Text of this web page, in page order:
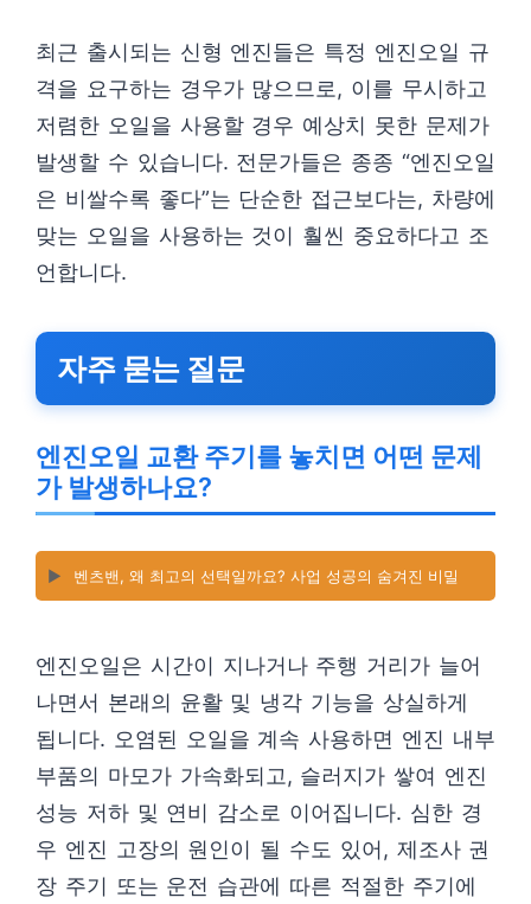
최근 출시되는 신형 엔진들은 특정 엔진오일 규
격을 요구하는 경우가 많으므로, 이를 무시하고
저렴한 오일을 사용할 경우 예상치 못한 문제가
발생할 수 있습니다. 전문가들은 종종 “엔진오일
은 비쌀수록 좋다”는 단순한 접근보다는, 차량에
맞는 오일을 사용하는 것이 훨씬 중요하다고 조
언합니다.
자주 묻는 질문
엔진오일 교환 주기를 놓치면 어떤 문제
가 발생하나요?
▶️ 벤츠밴, 왜 최고의 선택일까요? 사업 성공의 숨겨진 비밀
엔진오일은 시간이 지나거나 주행 거리가 늘어
나면서 본래의 윤활 및 냉각 기능을 상실하게
됩니다. 오염된 오일을 계속 사용하면 엔진 내부
부품의 마모가 가속화되고, 슬러지가 쌓여 엔진
성능 저하 및 연비 감소로 이어집니다. 심한 경
우 엔진 고장의 원인이 될 수도 있어, 제조사 권
장 주기 또는 운전 습관에 따른 적절한 주기에